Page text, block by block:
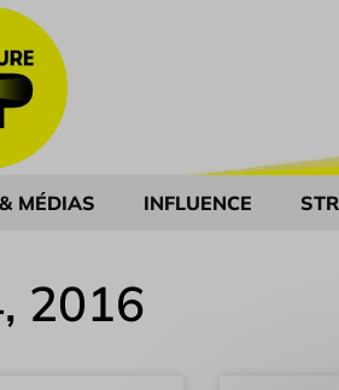
MÉDIAS INFLUENCE
2016